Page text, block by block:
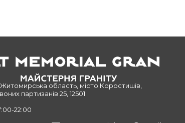
Житомирська область, місто Коростишів,
партизанів 25, 12501
22:00